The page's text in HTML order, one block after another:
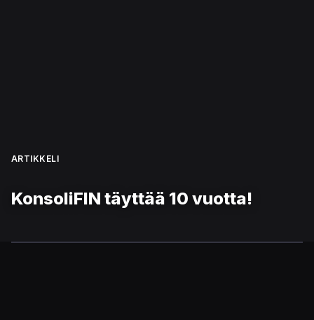
ARTIKKELI
KonsoliFIN täyttää 10 vuotta!